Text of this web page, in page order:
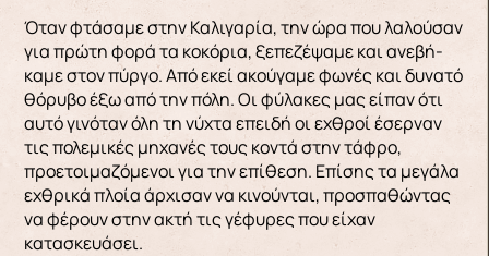
Όταν φτά­σαμε στην Καλιγαρία, την ώρα που λαλούσαν
για πρώτη φορά τα κοκόρια, ξεπεζέψαμε και ανεβή­
καμε στον πύργο. Από εκεί ακούγαμε φωνές και δυνατό
θόρυβο έξω από την πόλη. Οι φύλακες μας είπαν ότι
αυτό γινόταν όλη τη νύχτα επειδή οι εχθροί έσερναν
τις πολεμικές μηχανές τους κο­ντά στην τάφρο,
προετοιμαζόμενοι για την επίθε­ση. Επίσης τα μεγάλα
εχθρικά πλοία άρχισαν να κινούνται, προσπαθώντας
να φέρουν στην ακτή τις γέφυρες που είχαν
κατασκευάσει.